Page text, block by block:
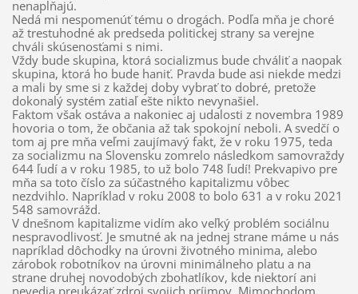
nenapĺňajú.
Nedá mi nespomenúť tému o drogách. Podľa mňa je choré
až trestuhodné ak predseda politickej strany sa verejne
chváli skúsenosťami s nimi.
Vždy bude skupina, ktorá socializmus bude chváliť a naopak
skupina, ktorá ho bude haniť. Pravda bude asi niekde medzi
a mali by sme si z každej doby vybrať to dobré, pretože
dokonalý systém zatiaľ ešte nikto nevynašiel.
Faktom však ostáva a nakoniec aj udalosti z novembra 1989
hovoria o tom, že občania až tak spokojní neboli. A svedčí o
tom aj pre mňa veľmi zaujímavý fakt, že v roku 1975, teda
za socializmu na Slovensku zomrelo následkom samovraždy
644 ľudí a v roku 1985, to už bolo 748 ľudí! Prekvapivo pre
mňa sa toto číslo za súčastného kapitalizmu vôbec
nezdvihlo. Napríklad v roku 2008 to bolo 631 a v roku 2021
548 samovrážd.
V dnešnom kapitalizme vidím ako veľký problém sociálnu
nespravodlivosť. Je smutné ak na jednej strane máme u nás
napríklad dôchodky na úrovni životného minima, alebo
zárobok robotníkov na úrovni minimálneho platu a na
strane druhej novodobých zbohatlíkov, kde niektorí ani